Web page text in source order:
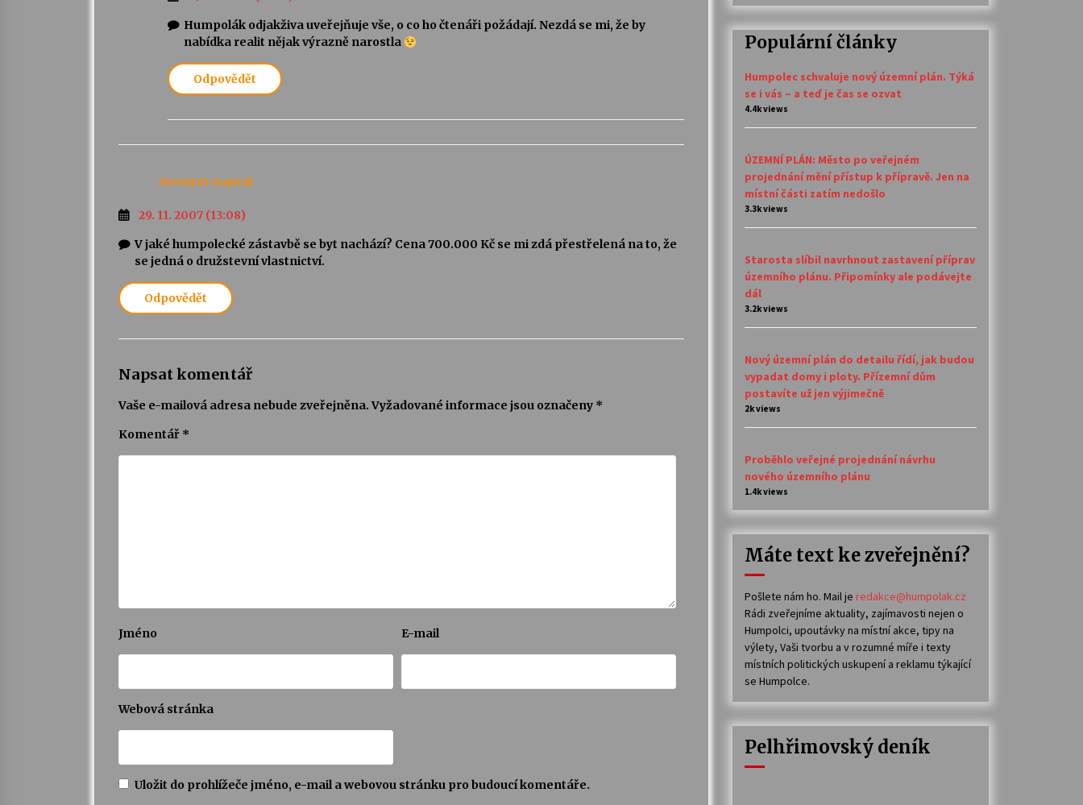
Humpolák odjakživa uveřejňuje vše, o co ho čtenáři požádají. Nezdá se mi, že by
nabídka realit nějak výrazně narostla
Odpovědět
Anonym napsal:
29. 11. 2007 (13:08)
V jaké humpolecké zástavbě se byt nachází? Cena 700.000 Kč se mi zdá přestřelená na to, že
se jedná o družstevní vlastnictví.
Odpovědět
Napsat komentář
Vaše e-mailová adresa nebude zveřejněna. Vyžadované informace jsou označeny *
Komentář *
Jméno E-mail
Webová stránka
Uložit do prohlížeče jméno, e-mail a webovou stránku pro budoucí komentáře.
Populární články
Humpolec schvaluje nový územní plán. Týká
se i vás – a teď je čas se ozvat
4.4k views
ÚZEMNÍ PLÁN: Město po veřejném
projednání mění přístup k přípravě. Jen na
místní části zatím nedošlo
3.3k views
Starosta slíbil navrhnout zastavení příprav
územního plánu. Připomínky ale podávejte
dál
3.2k views
Nový územní plán do detailu řídí, jak budou
vypadat domy i ploty. Přízemní dům
postavíte už jen výjimečně
2k views
Proběhlo veřejné projednání návrhu
nového územního plánu
1.4k views
Máte text ke zveřejnění?
Pošlete nám ho. Mail je redakce@humpolak.cz
Rádi zveřejníme aktuality, zajímavosti nejen o
Humpolci, upoutávky na místní akce, tipy na
výlety, Vaši tvorbu a v rozumné míře i texty
místních politických uskupení a reklamu týkající
se Humpolce.
Pelhřimovský deník